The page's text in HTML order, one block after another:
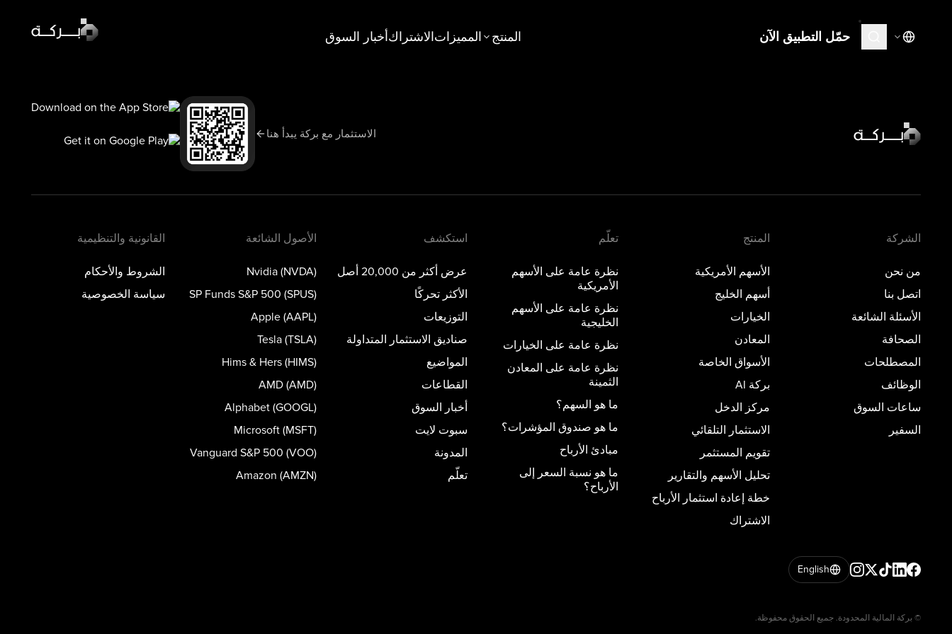
المنتج المميزاتالاشتراكأخبار السوق
السوق اليوم
سبوت لايت
تعلّم
المدونة
حمّل التطبيق الآن
الاستثمار مع بركة يبدأ هنا
الشركة
من نحن
اتصل بنا
الأسئلة الشائعة
الصحافة
المصطلحات
الوظائف
ساعات السوق
السفير
المنتج
الأسهم الأمريكية
أسهم الخليج
الخيارات
المعادن
الأسواق الخاصة
بركة AI
مركز الدخل
الاستثمار التلقائي
تقويم المستثمر
تحليل الأسهم والتقارير
خطة إعادة استثمار الأرباح
الاشتراك
تعلّم
نظرة عامة على الأسهم
الأمريكية
نظرة عامة على الأسهم
الخليجية
نظرة عامة على الخيارات
نظرة عامة على المعادن
الثمينة
ما هو السهم؟
ما هو صندوق المؤشرات؟
مبادئ الأرباح
ما هو نسبة السعر إلى
الأرباح؟
استكشف
عرض أكثر من 20,000 أصل
الأكثر تحركًا
التوزيعات
صناديق الاستثمار المتداولة
المواضيع
القطاعات
أخبار السوق
سبوت لايت
المدونة
تعلّم
الأصول الشائعة
Nvidia (NVDA)
SP Funds S&P 500 (SPUS)
Apple (AAPL)
Tesla (TSLA)
Hims & Hers (HIMS)
AMD (AMD)
Alphabet (GOOGL)
Microsoft (MSFT)
Vanguard S&P 500 (VOO)
Amazon (AMZN)
القانونية والتنظيمية
الشروط والأحكام
سياسة الخصوصية
English